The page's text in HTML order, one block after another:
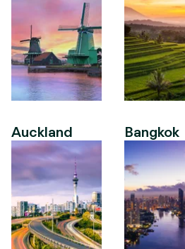
Auckland Bangkok